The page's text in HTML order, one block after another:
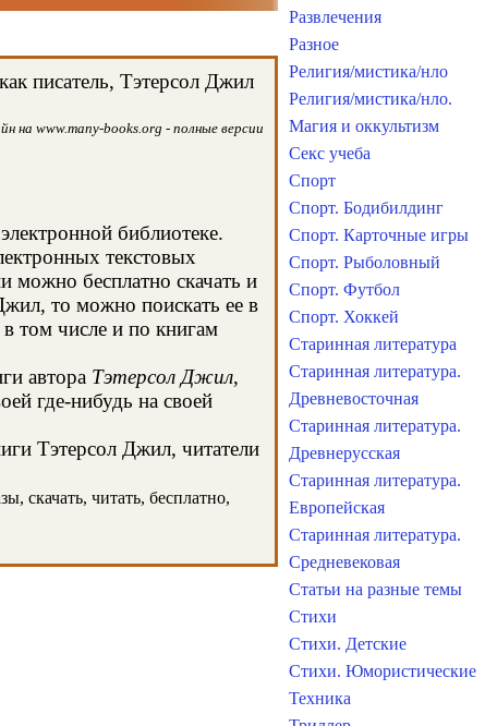
писатель, Тэтерсол Джил
на www.many-books.org - полные версии
библиотеке.
текстовых
бесплатно скачать и
то можно поискать ее в
том числе и по книгам
автора Тэтерсол Джил,
где-нибудь на своей
Тэтерсол Джил, читатели
скачать, читать, бесплатно,
Развлечения
Разное
Религия/мистика/нло
Религия/мистика/нло.
Магия и оккультизм
Секс учеба
Спорт
Спорт. Бодибилдинг
Спорт. Карточные игры
Спорт. Рыболовный
Спорт. Футбол
Спорт. Хоккей
Старинная литература
Старинная литература.
Древневосточная
Старинная литература.
Древнерусская
Старинная литература.
Европейская
Старинная литература.
Средневековая
Статьи на разные темы
Стихи
Стихи. Детские
Стихи. Юмористические
Техника